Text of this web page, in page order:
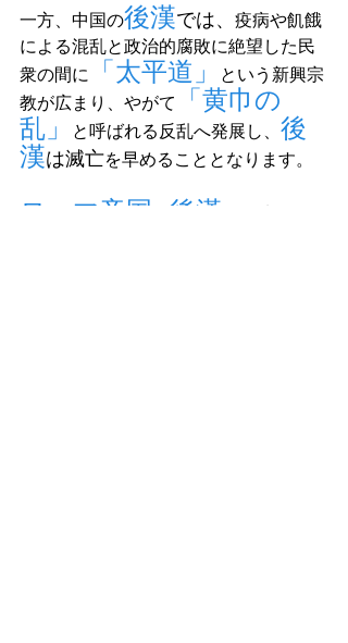
一方、中国の後漢では、 疫病や飢餓
による混乱と政治的腐敗に絶望した民
衆の間に
「太平道」
という新興宗
教が広まり、やがて
「黄巾の
乱」
と呼ばれる反乱へ発展し、 後
漢は滅亡を早めることとなります。
ローマ帝国 後漢